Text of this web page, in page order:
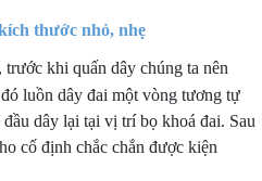
thước nhỏ, nhẹ
khi quấn dây chúng ta nên
luồn dây đai một vòng tương tự
đầu dây lại tại vị trí bọ khoá đai. Sau
cố định chắc chắn được kiện